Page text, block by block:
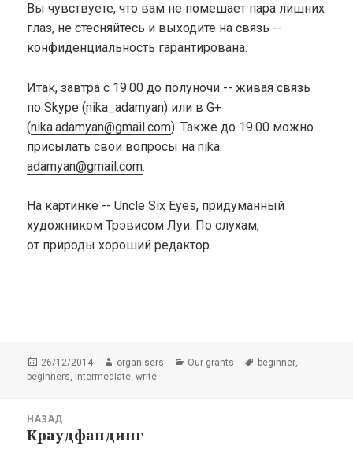
Вы чувствуете, что вам не помешает пара лишних
глаз, не стесняйтесь и выходите на связь --
конфиденциальность гарантирована.
Итак, завтра с 19.00 до полуночи -- живая связь
по Skype (nika_adamyan) или в G+
(nika.adamyan@gmail.com). Также до 19.00 можно
присылать свои вопросы на nika.
adamyan@gmail.com.
На картинке -- Uncle Six Eyes, придуманный
художником Трэвисом Луи. По слухам,
от природы хороший редактор.
Опубликовано
26/12/2014 Автор
organisers Рубрики
Our grants Метки
beginner,
beginners, intermediate,write
записям
НАЗАД
Предыдущая
Краудфандинг